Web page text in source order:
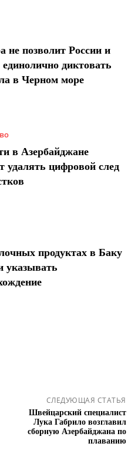
не позволит России и
диктовать
в Черном море
в Азербайджане
удалять цифровой след
продуктах в Баку
указывать
СЛЕДУЮЩАЯ СТАТЬЯ
Швейцарский специалист
Лука Габрило возглавил
сборную Азербайджана по
плаванию